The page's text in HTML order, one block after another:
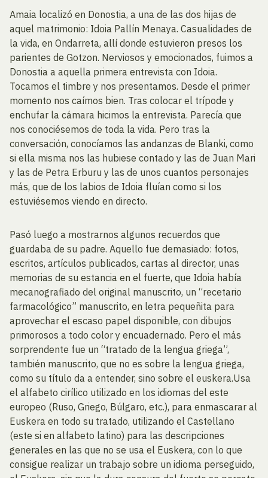
Amaia localizó en Donostia, a una de las dos hijas de
aquel matrimonio: Idoia Pallín Menaya. Casualidades de
la vida, en Ondarreta, allí donde estuvieron presos los
parientes de Gotzon. Nerviosos y emocionados, fuimos a
Donostia a aquella primera entrevista con Idoia.
Tocamos el timbre y nos presentamos. Desde el primer
momento nos caímos bien. Tras colocar el trípode y
enchufar la cámara hicimos la entrevista. Parecía que
nos conociésemos de toda la vida. Pero tras la
conversación, conocíamos las andanzas de Blanki, como
si ella misma nos las hubiese contado y las de Juan Mari
y las de Petra Erburu y las de unos cuantos personajes
más, que de los labios de Idoia fluían como si los
estuviésemos viendo en directo.
Pasó luego a mostrarnos algunos recuerdos que
guardaba de su padre. Aquello fue demasiado: fotos,
escritos, artículos publicados, cartas al director, unas
memorias de su estancia en el fuerte, que Idoia había
mecanografiado del original manuscrito, un “recetario
farmacológico” manuscrito, en letra pequeñita para
aprovechar el escaso papel disponible, con dibujos
primorosos a todo color y encuadernado. Pero el más
sorprendente fue un “tratado de la lengua griega”,
también manuscrito, que no es sobre la lengua griega,
como su título da a entender, sino sobre el euskera.Usa
el alfabeto cirílico utilizado en los idiomas del este
europeo (Ruso, Griego, Búlgaro, etc.), para enmascarar al
Euskera en todo su tratado, utilizando el Castellano
(este si en alfabeto latino) para las descripciones
generales en las que no se usa el Euskera, con lo que
consigue realizar un trabajo sobre un idioma perseguido,